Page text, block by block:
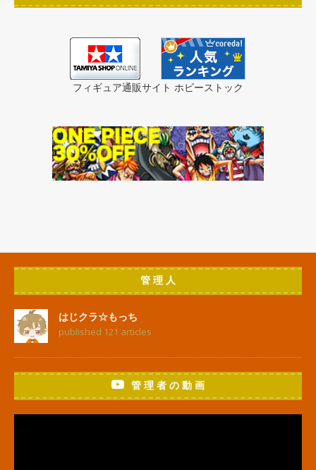
フィギュア通販サイト ホビーストック
管 理 人
はじクラ☆もっち
published 121 articles
管 理 者 の 動 画